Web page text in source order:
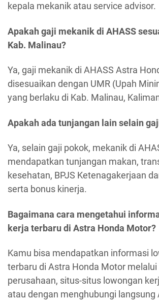
kepala mekanik atau service advisor.
Apakah gaji mekanik di AHASS
Kab. Malinau?
Ya, gaji mekanik di AHASS Astra
disesuaikan dengan UMR (Upah
yang berlaku di Kab. Malinau,
Apakah ada tunjangan lain selain
Ya, selain gaji pokok, mekanik di
mendapatkan tunjangan makan,
kesehatan, BPJS Ketenagakerjaan
serta bonus kinerja.
Bagaimana cara mengetahui
kerja terbaru di Astra Honda Motor?
Kamu bisa mendapatkan informasi
terbaru di Astra Honda Motor
perusahaan, situs-situs lowongan
atau dengan menghubungi langsung